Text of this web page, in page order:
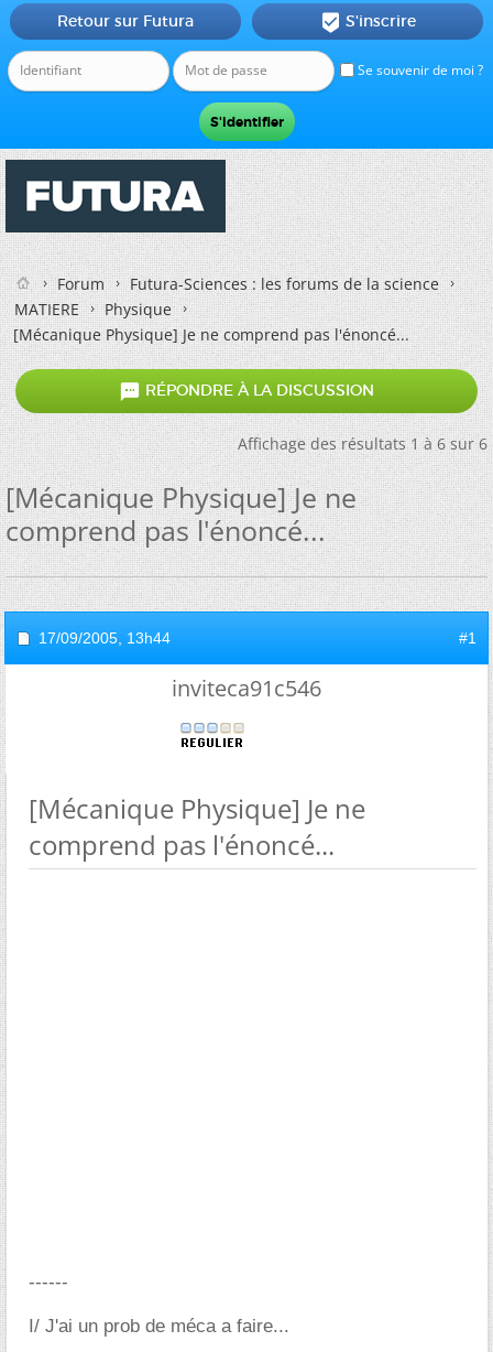
Se souvenir de moi ?
Retour sur Futura  S'inscrire
Forum
Futura-Sciences : les forums de la science
MATIERE
Physique
[Mécanique Physique] Je ne comprend pas l'énoncé...
 RÉPONDRE À LA DISCUSSION
Affichage des résultats 1 à 6 sur 6
[Mécanique Physique] Je ne
comprend pas l'énoncé...
17/09/2005, 13h44 #1
inviteca91c546
[Mécanique Physique] Je ne
comprend pas l'énoncé...
------
I/ J'ai un prob de méca a faire...